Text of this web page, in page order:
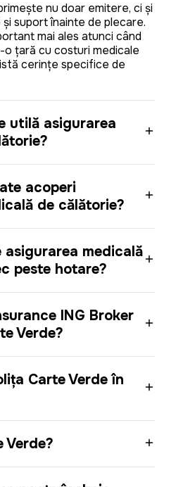
nu doar emitere, ci și
suport înainte de plecare.
mai ales atunci când
țară cu costuri medicale
cerințe specifice de
utilă asigurarea
acoperi
de călătorie?
asigurarea medicală
peste hotare?
ING Broker
Verde?
Carte Verde în
Verde?